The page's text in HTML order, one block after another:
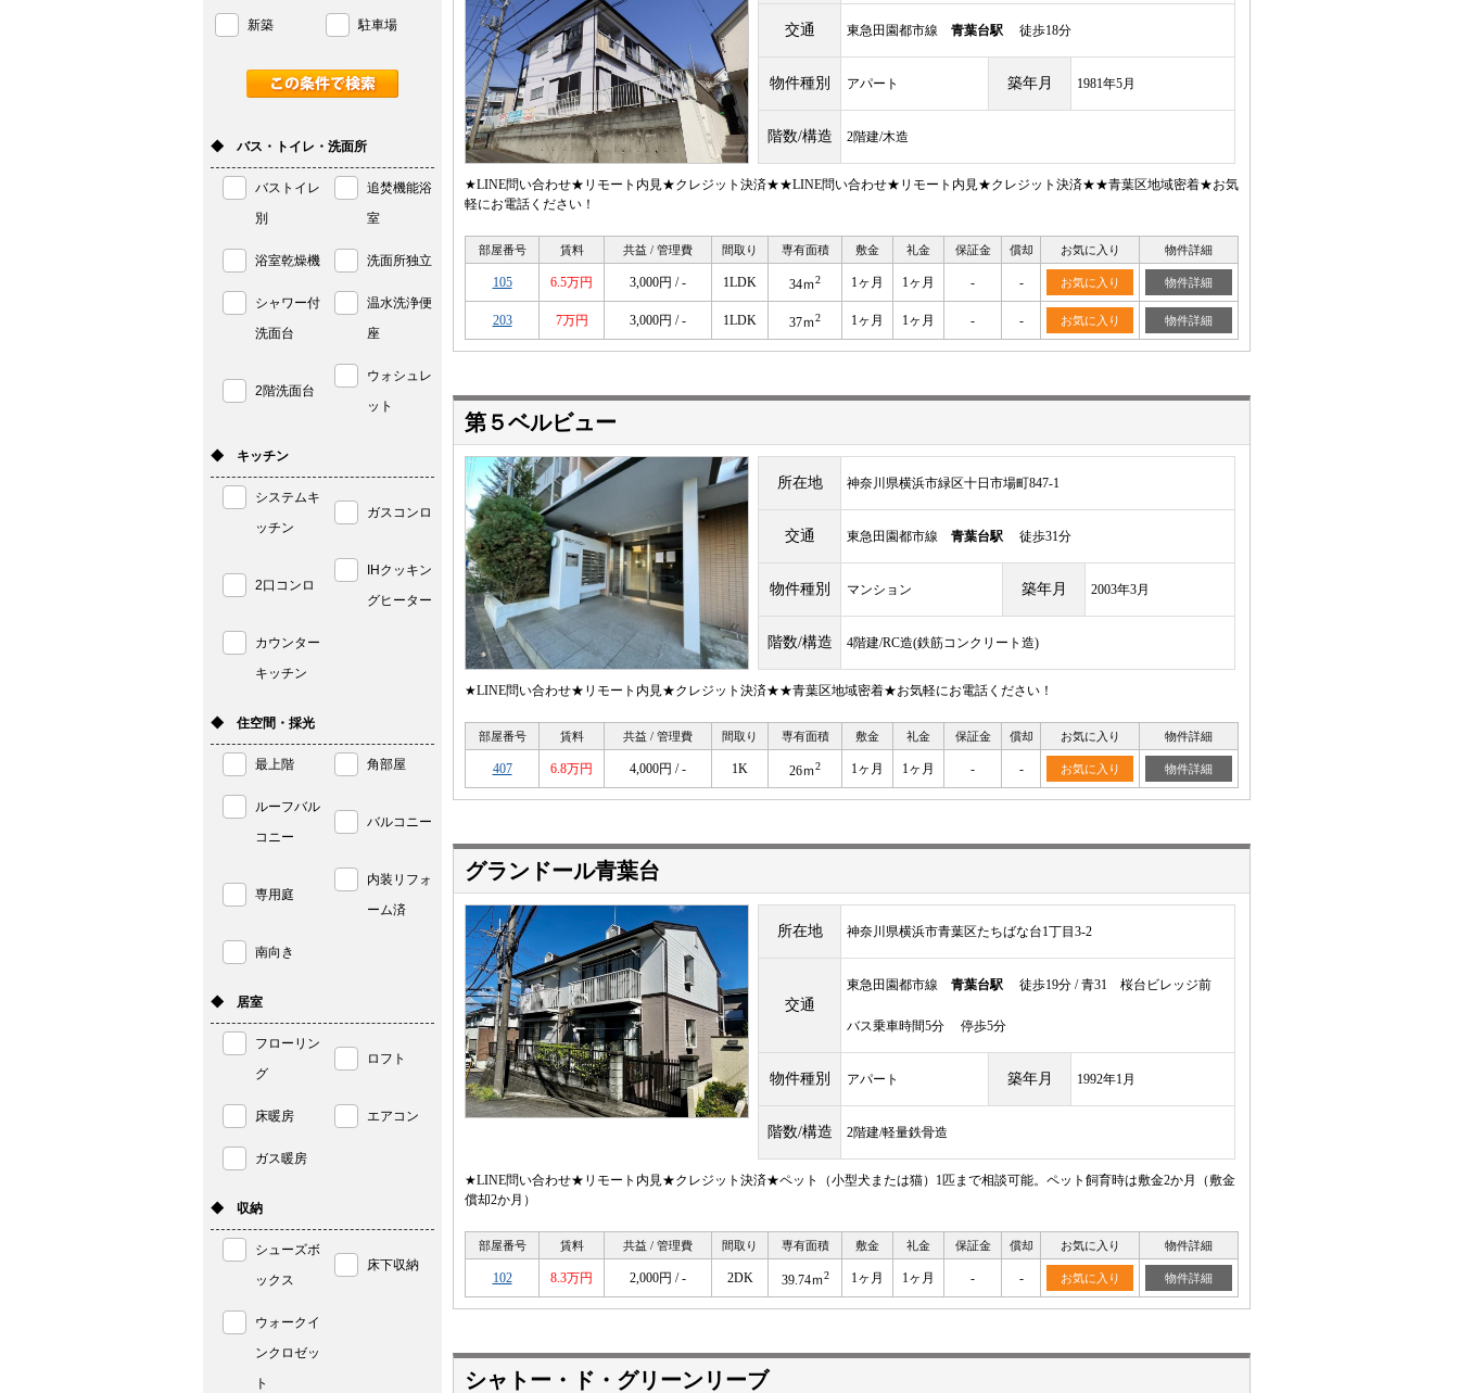
交通 東急田園都市線 青葉台駅 徒歩18分
物件種別 アパート 築年月 1981年5月
階数/構造 2階建/木造
★LINE問い合わせ★リモート内見★クレジット決済★★LINE問い合わせ★リモート内見★クレジット決済★★青葉区地域密着★お気
軽にお電話ください！
部屋番号 賃料 共益 / 管理費 間取り 専有面積 敷金 礼金 保証金 償却 お気に入り 物件詳細
105 6.5万円 3,000円 / - 1LDK 34ｍ2 1ヶ月 1ヶ月 - - お気に入り 物件詳細
203 7万円 3,000円 / - 1LDK 37ｍ2 1ヶ月 1ヶ月 - - お気に入り 物件詳細
第５ベルビュー
所在地 神奈川県横浜市緑区十日市場町847-1
交通 東急田園都市線 青葉台駅 徒歩31分
物件種別 マンション 築年月 2003年3月
階数/構造 4階建/RC造(鉄筋コンクリート造)
★LINE問い合わせ★リモート内見★クレジット決済★★青葉区地域密着★お気軽にお電話ください！
部屋番号 賃料 共益 / 管理費 間取り 専有面積 敷金 礼金 保証金 償却 お気に入り 物件詳細
407 6.8万円 4,000円 / - 1K 26ｍ2 1ヶ月 1ヶ月 - - お気に入り 物件詳細
グランドール青葉台
所在地 神奈川県横浜市青葉区たちばな台1丁目3-2
交通
東急田園都市線 青葉台駅 徒歩19分 / 青31 桜台ビレッジ前
バス乗車時間5分 停歩5分
物件種別 アパート 築年月 1992年1月
階数/構造 2階建/軽量鉄骨造
★LINE問い合わせ★リモート内見★クレジット決済★ペット（小型犬または猫）1匹まで相談可能。ペット飼育時は敷金2か月（敷金
償却2か月）
部屋番号 賃料 共益 / 管理費 間取り 専有面積 敷金 礼金 保証金 償却 お気に入り 物件詳細
102 8.3万円 2,000円 / - 2DK 39.74ｍ2 1ヶ月 1ヶ月 - - お気に入り 物件詳細
シャトー・ド・グリーンリーブ
新築 駐車場
◆ バス・トイレ・洗面所
バストイレ
別
追焚機能浴
室
浴室乾燥機 洗面所独立
シャワー付
洗面台
温水洗浄便
座
2階洗面台
ウォシュレ
ット
◆ キッチン
システムキ
ッチン
ガスコンロ
2口コンロ
IHクッキン
グヒーター
カウンター
キッチン
◆ 住空間・採光
最上階 角部屋
ルーフバル
コニー
バルコニー
専用庭
内装リフォ
ーム済
南向き
◆ 居室
フローリン
グ
ロフト
床暖房 エアコン
ガス暖房
◆ 収納
シューズボ
ックス
床下収納
ウォークイ
ンクロゼッ
ト